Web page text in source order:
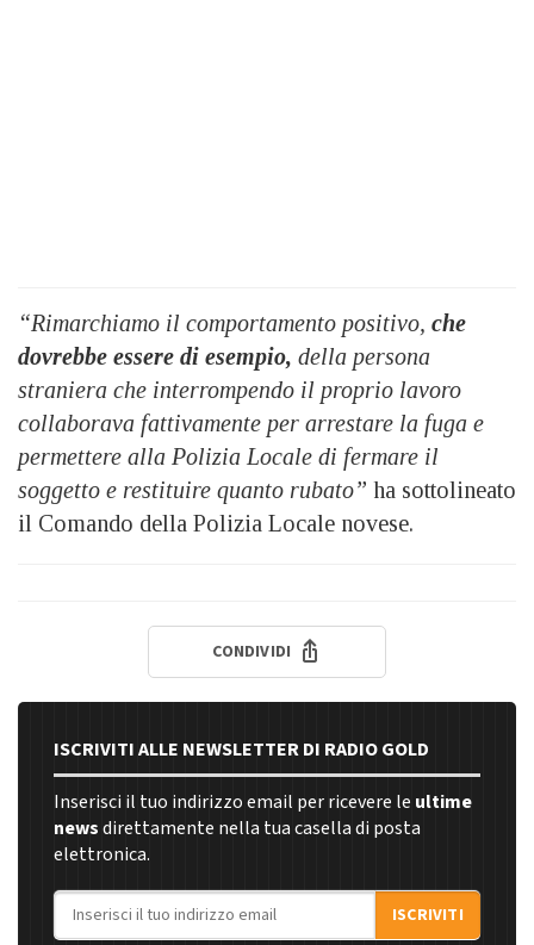
“Rimarchiamo il comportamento positivo, che
dovrebbe essere di esempio, della persona
straniera che interrompendo il proprio lavoro
collaborava fattivamente per arrestare la fuga e
permettere alla Polizia Locale di fermare il
soggetto e restituire quanto rubato” ha sottolineato
il Comando della Polizia Locale novese.
CONDIVIDI
ISCRIVITI ALLE NEWSLETTER DI RADIO GOLD
Inserisci il tuo indirizzo email per ricevere le ultime
newsdirettamente nella tua casella di posta
elettronica.
Indirizzo email
ISCRIVITI